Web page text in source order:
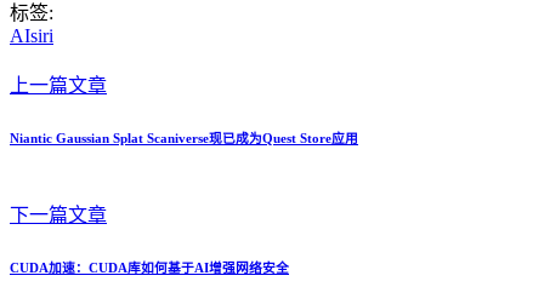
标签:
AIsiri
上一篇文章
Niantic Gaussian Splat Scaniverse现已成为Quest Store应用
下一篇文章
CUDA加速：CUDA库如何基于AI增强网络安全